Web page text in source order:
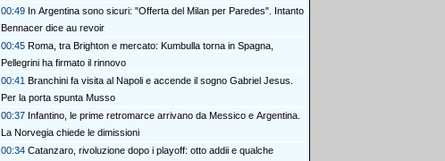
00:49 In Argentina sono sicuri: "Offerta del Milan per Paredes". Intanto
Bennacer dice au revoir
00:45 Roma, tra Brighton e mercato: Kumbulla torna in Spagna,
Pellegrini ha firmato il rinnovo
00:41 Branchini fa visita al Napoli e accende il sogno Gabriel Jesus.
Per la porta spunta Musso
00:37 Infantino, le prime retromarce arrivano da Messico e Argentina.
La Norvegia chiede le dimissioni
00:34 Catanzaro, rivoluzione dopo i playoff: otto addii e qualche